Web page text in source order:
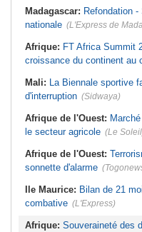
Pikine-Guédiawaye interjette appel
de l'ordonnance de non-lieu partiel
de renvoi de plusieurs prévenus
Sénégal:
FERA - Priorité à
l'économie de la préservation,
Cheikh Dieng décline sa vision
Madagascar: Refondation
nationale (L'Express de
Afrique: FT Africa Summit
croissance du continent au
Mali: La Biennale sportive
d'interruption (Sidwaya)
Afrique de l'Ouest:
le secteur agricole (Le
Afrique de l'Ouest:
sonnette d'alarme
Ile Maurice: Bilan de 21
combative (L'Express)
Afrique: Souveraineté des